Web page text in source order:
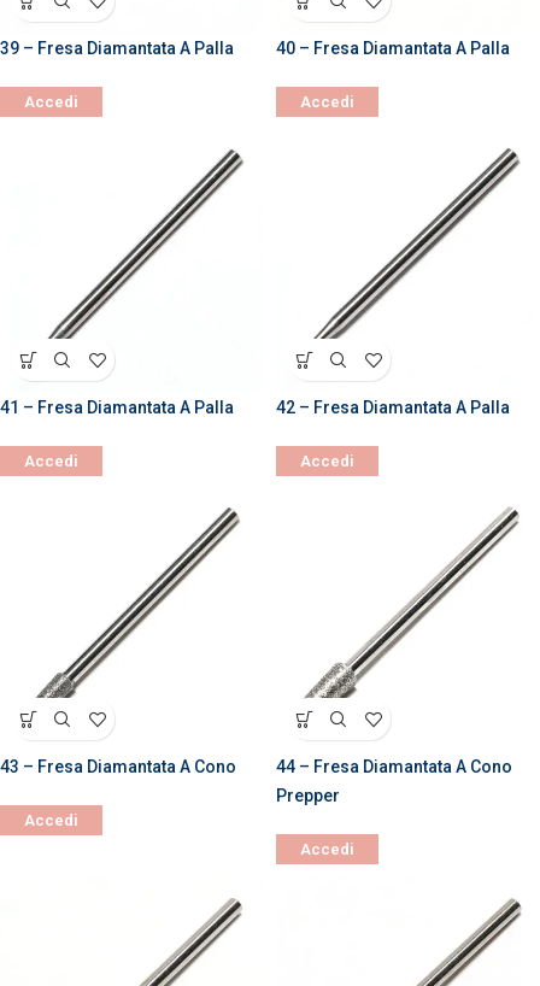
39 – Fresa Diamantata A Palla
Accedi
40 – Fresa Diamantata A Palla
Accedi
41 – Fresa Diamantata A Palla
Accedi
42 – Fresa Diamantata A Palla
Accedi
43 – Fresa Diamantata A Cono
Accedi
44 – Fresa Diamantata A Cono
Prepper
Accedi